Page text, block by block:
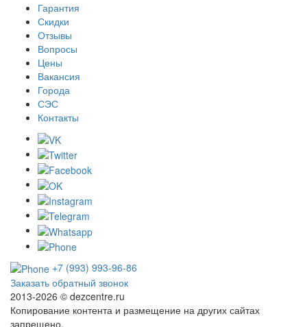
Гарантия
Скидки
Отзывы
Вопросы
Цены
Вакансия
Города
СЭС
Контакты
+7 (993) 993-96-86
Заказать обратный звонок
2013-2026 © dezcentre.ru
Копирование контента и размещение на других сайтах
запрещено.